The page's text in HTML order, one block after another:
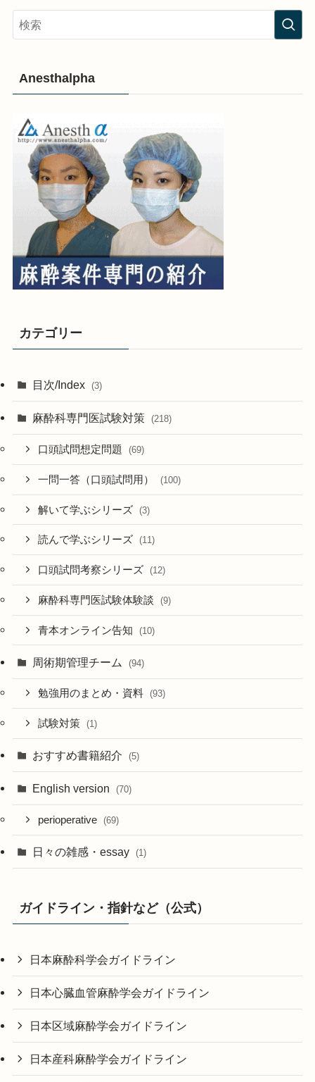
Anesthalpha
カテゴリー
目次/Index (3)
麻酔科専門医試験対策 (218)
口頭試問想定問題 (69)
一問一答（口頭試問用） (100)
解いて学ぶシリーズ (3)
読んで学ぶシリーズ (11)
口頭試問考察シリーズ (12)
麻酔科専門医試験体験談 (9)
青本オンライン告知 (10)
周術期管理チーム (94)
勉強用のまとめ・資料 (93)
試験対策 (1)
おすすめ書籍紹介 (5)
English version (70)
perioperative (69)
日々の雑感・essay (1)
ガイドライン・指針など（公式）
日本麻酔科学会ガイドライン
日本心臓血管麻酔学会ガイドライン
日本区域麻酔学会ガイドライン
日本産科麻酔学会ガイドライン